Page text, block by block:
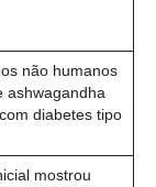
não humanos
ashwagandha
diabetes tipo
mostrou